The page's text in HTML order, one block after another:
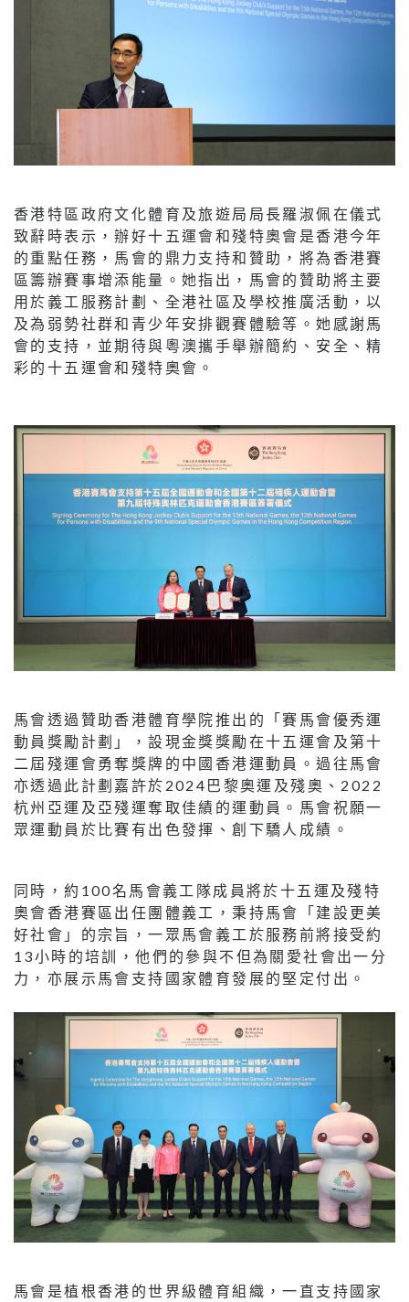
香港特區政府文化體育及旅遊局局長羅淑佩在儀式
致辭時表示，辦好十五運會和殘特奧會是香港今年
的重點任務，馬會的鼎力支持和贊助，將為香港賽
區籌辦賽事增添能量。她指出，馬會的贊助將主要
用於義工服務計劃、全港社區及學校推廣活動，以
及為弱勢社群和青少年安排觀賽體驗等。她感謝馬
會的支持，並期待與粵澳攜手舉辦簡約、安全、精
彩的十五運會和殘特奧會。
馬會透過贊助香港體育學院推出的「賽馬會優秀運
動員獎勵計劃」，設現金獎獎勵在十五運會及第十
二屆殘運會勇奪獎牌的中國香港運動員。過往馬會
亦透過此計劃嘉許於2024巴黎奧運及殘奧、2022
杭州亞運及亞殘運奪取佳績的運動員。馬會祝願一
眾運動員於比賽有出色發揮、創下驕人成績。
同時，約100名馬會義工隊成員將於十五運及殘特
奧會香港賽區出任團體義工，秉持馬會「建設更美
好社會」的宗旨，一眾馬會義工於服務前將接受約
13小時的培訓，他們的參與不但為關愛社會出一分
力，亦展示馬會支持國家體育發展的堅定付出。
馬會是植根香港的世界級體育組織，一直支持國家